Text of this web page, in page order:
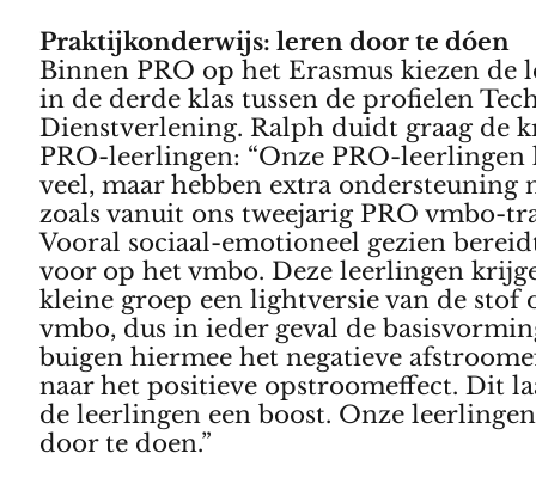
Praktijkonderwijs: leren door te dóen
Binnen PRO op het Erasmus kiezen de
in de derde klas tussen de profielen
Dienstverlening. Ralph duidt graag de
PRO-leerlingen: “Onze PRO-leerlingen
veel, maar hebben extra ondersteuning
zoals vanuit ons tweejarig PRO vmbo-
Vooral sociaal-emotioneel gezien
voor op het vmbo. Deze leerlingen
kleine groep een lightversie van de stof
vmbo, dus in ieder geval de
buigen hiermee het negatieve
naar het positieve opstroomeffect. Dit
de leerlingen een boost. Onze
door te doen.”